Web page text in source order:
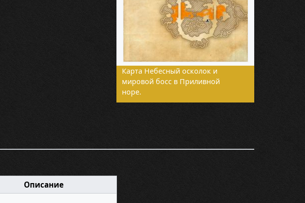
Карта Небесный осколок и
мировой босс в Приливной
норе.
Описание